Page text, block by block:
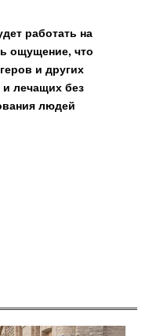
работать на
ощущение, что
и других
лечащих без
людей